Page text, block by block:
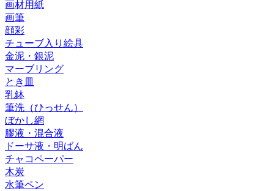
画材用紙
画筆
顔彩
チューブ入り絵具
金泥・銀泥
マーブリング
とき皿
乳鉢
筆洗（ひっせん）
ぼかし網
膠液・混合液
ドーサ液・明ばん
チャコペーパー
木炭
水筆ペン